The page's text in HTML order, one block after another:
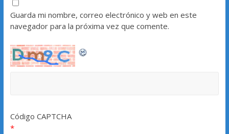
Guarda mi nombre, correo electrónico y web en este
navegador para la próxima vez que comente.
Código CAPTCHA
*